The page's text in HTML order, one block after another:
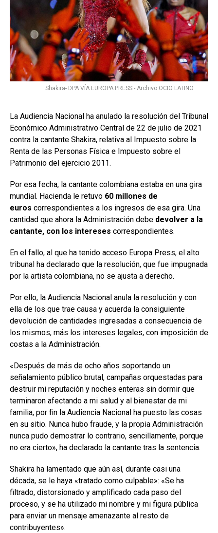
Shakira- DPA VÍA EUROPA PRESS - Archivo OCIO LATINO
La Audiencia Nacional ha anulado la resolución del Tribunal
Económico Administrativo Central de 22 de julio de 2021
contra la cantante Shakira, relativa al Impuesto sobre la
Renta de las Personas Física e Impuesto sobre el
Patrimonio del ejercicio 2011.
Por esa fecha, la cantante colombiana estaba en una gira
mundial. Hacienda le retuvo 60 millones de
euros correspondientes a los ingresos de esa gira. Una
cantidad que ahora la Administración debe devolver a la
cantante, con los intereses correspondientes.
En el fallo, al que ha tenido acceso Europa Press, el alto
tribunal ha declarado que la resolución, que fue impugnada
por la artista colombiana, no se ajusta a derecho.
Por ello, la Audiencia Nacional anula la resolución y con
ella de los que trae causa y acuerda la consiguiente
devolución de cantidades ingresadas a consecuencia de
los mismos, más los intereses legales, con imposición de
costas a la Administración.
«Después de más de ocho años soportando un
señalamiento público brutal, campañas orquestadas para
destruir mi reputación y noches enteras sin dormir que
terminaron afectando a mi salud y al bienestar de mi
familia, por fin la Audiencia Nacional ha puesto las cosas
en su sitio. Nunca hubo fraude, y la propia Administración
nunca pudo demostrar lo contrario, sencillamente, porque
no era cierto», ha declarado la cantante tras la sentencia.
Shakira ha lamentado que aún así, durante casi una
década, se le haya «tratado como culpable»: «Se ha
filtrado, distorsionado y amplificado cada paso del
proceso, y se ha utilizado mi nombre y mi figura pública
para enviar un mensaje amenazante al resto de
contribuyentes».